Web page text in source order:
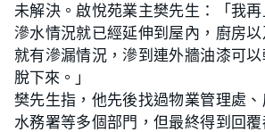
未解決。啟悅苑業主樊先生：「我
滲水情況就已經延伸到屋內，廚房
就有滲漏情況，滲到連外牆油漆可
脫下來。」
樊先生指，他先後找過物業管理處、
水務署等多個部門，但最終得到回